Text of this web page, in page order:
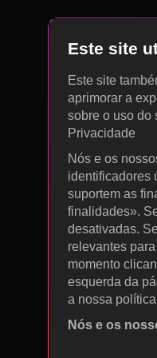
Este site
Este site
aprimorar a
sobre o uso do
Privacidade
Nós e os
identificadores
suportem as
finalidades».
desativadas.
relevantes
momento
esquerda da
a nossa
Nós e os